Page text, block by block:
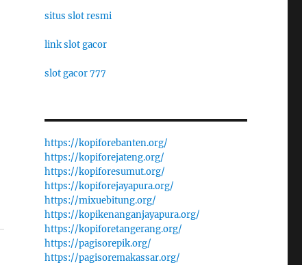
situs slot resmi
link slot gacor
slot gacor 777
https://kopiforebanten.org/
https://kopiforejateng.org/
https://kopiforesumut.org/
https://kopiforejayapura.org/
https://mixuebitung.org/
https://kopikenanganjayapura.org/
https://kopiforetangerang.org/
https://pagisorepik.org/
https://pagisoremakassar.org/